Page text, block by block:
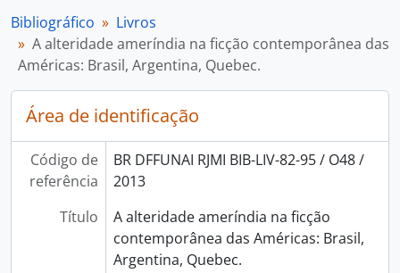
Bibliográfico
Livros
A alteridade ameríndia na ficção contemporânea das
Américas: Brasil, Argentina, Quebec.
Área de identificação
Código de
referência
BR DFFUNAI RJMI BIB-LIV-82-95 / O48 /
2013
Título
A alteridade ameríndia na ficção
contemporânea das Américas: Brasil,
Argentina, Quebec.